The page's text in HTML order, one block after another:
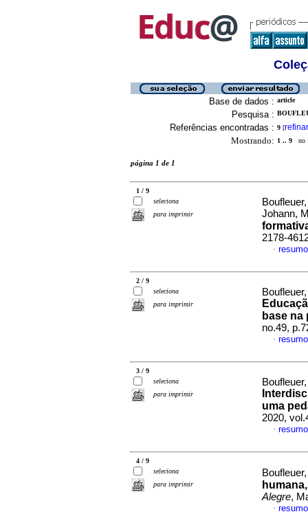
Base de dados : article
Pesquisa :
Referências encontradas : 9 [refinar
Mostrando: 1 .. 9 no
página 1 de 1
1 / 9
seleciona
para imprimir
Johann,
2178-
·
2 / 9
seleciona
para imprimir
base na
no.49,
·
3 / 9
seleciona
para imprimir
uma
2020,
·
4 / 9
seleciona
para imprimir
Alegre,
·